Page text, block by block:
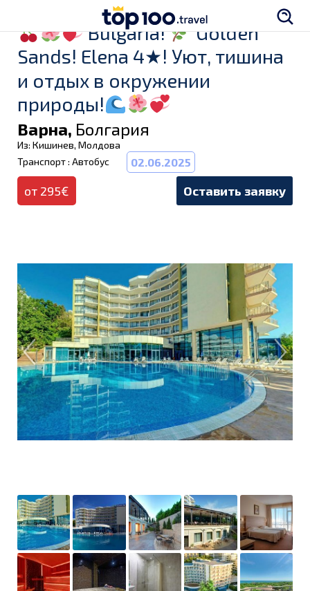
Bulgaria!
Golden
Sands! Elena 4★! Уют, тишина
и отдых в окружении
природы!
Варна, Болгария
Из: Кишинев, Молдова
Транспорт : Автобус
02.06.2025
от 295€ Оставить заявку